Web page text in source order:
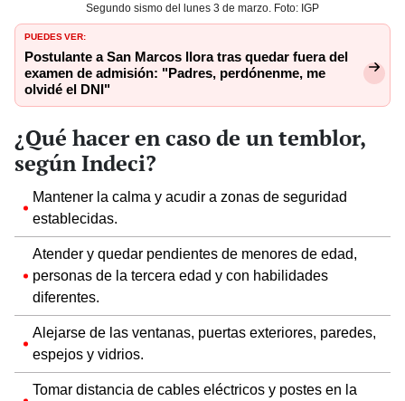
Segundo sismo del lunes 3 de marzo. Foto: IGP
PUEDES VER:
Postulante a San Marcos llora tras quedar fuera del
examen de admisión: "Padres, perdónenme, me
olvidé el DNI"
¿Qué hacer en caso de un temblor,
según Indeci?
Mantener la calma y acudir a zonas de seguridad
establecidas.
Atender y quedar pendientes de menores de edad,
personas de la tercera edad y con habilidades
diferentes.
Alejarse de las ventanas, puertas exteriores, paredes,
espejos y vidrios.
Tomar distancia de cables eléctricos y postes en la